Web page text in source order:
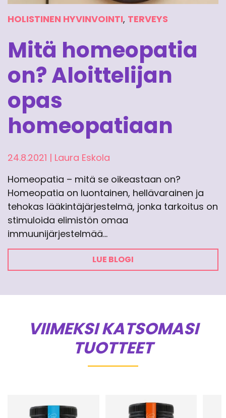
HOLISTINEN HYVINVOINTI, TERVEYS
Mitä homeopatia
on? Aloittelijan
opas
homeopatiaan
24.8.2021 | Laura Eskola
Homeopatia – mitä se oikeastaan on?
Homeopatia on luontainen, hellävarainen ja
tehokas lääkintäjärjestelmä, jonka tarkoitus on
stimuloida elimistön omaa
immuunijärjestelmää…
LUE BLOGI
VIIMEKSI KATSOMASI
TUOTTEET